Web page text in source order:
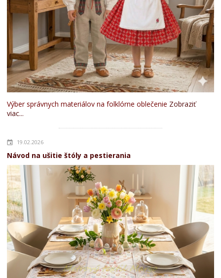
Výber správnych materiálov na folklórne oblečenie Zobraziť
viac...
19.02.2026
Návod na ušitie štóly a pestierania